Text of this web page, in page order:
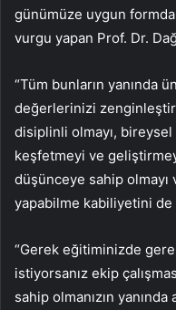
günümüze uygun
vurgu yapan Prof. Dr.
“Tüm bunların yanında
değerlerinizi
disiplinli olmayı, bireysel
keşfetmeyi ve
düşünceye sahip olmayı
yapabilme kabiliyetini de
“Gerek eğitiminizde
istiyorsanız ekip
sahip olmanızın